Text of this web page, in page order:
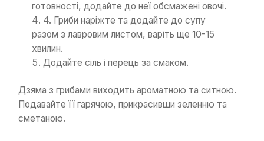
готовності, додайте до неї обсмажені овочі.
4. Гриби наріжте та додайте до супу
разом з лавровим листом, варіть ще 10-15
хвилин.
Додайте сіль і перець за смаком.
Дзяма з грибами виходить ароматною та ситною.
Подавайте її гарячою, прикрасивши зеленню та
сметаною.